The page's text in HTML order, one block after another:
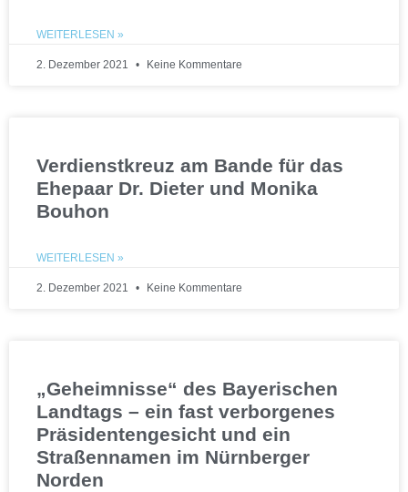
WEITERLESEN »
2. Dezember 2021 Keine Kommentare
Verdienstkreuz am Bande für das
Ehepaar Dr. Dieter und Monika
Bouhon
WEITERLESEN »
2. Dezember 2021 Keine Kommentare
„Geheimnisse“ des Bayerischen
Landtags – ein fast verborgenes
Präsidentengesicht und ein
Straßennamen im Nürnberger
Norden